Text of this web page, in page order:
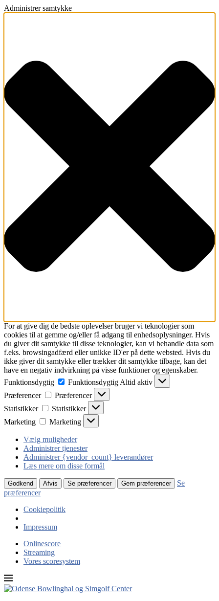
Administrer samtykke
For at give dig de bedste oplevelser bruger vi teknologier som
cookies til at gemme og/eller få adgang til enhedsoplysninger. Hvis
du giver dit samtykke til disse teknologier, kan vi behandle data som
f.eks. browsingadfærd eller unikke ID'er på dette websted. Hvis du
ikke giver dit samtykke eller trækker dit samtykke tilbage, kan det
have en negativ indvirkning på visse funktioner og egenskaber.
Funktionsdygtig
Funktionsdygtig Altid aktiv
Præferencer
Præferencer
Statistikker
Statistikker
Marketing
Marketing
Vælg muligheder
Administrer tjenester
Administrer {vendor_count} leverandører
Læs mere om disse formål
Godkend Afvis Se præferencer Gem præferencer
Se
præferencer
Cookiepolitik
Impressum
Onlinescore
Streaming
Vores scoresystem